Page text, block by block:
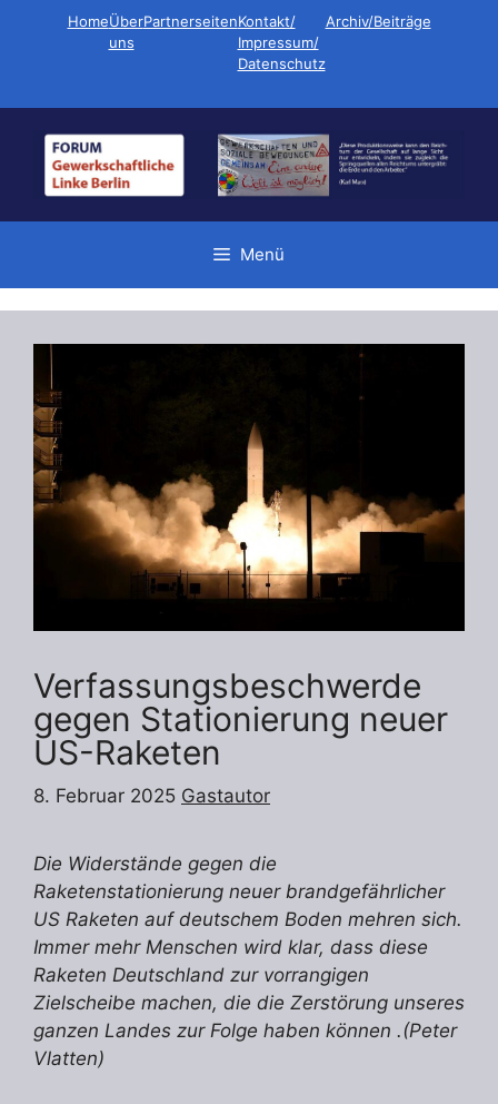
HomeÜber
uns
PartnerseitenKontakt/
Impressum/
Datenschutz
Archiv/Beiträge
Menü
Verfassungsbeschwerde
gegen Stationierung neuer
US-Raketen
8. Februar 2025 Gastautor
Die Widerstände gegen die
Raketenstationierung neuer brandgefährlicher
US Raketen auf deutschem Boden mehren sich.
Immer mehr Menschen wird klar, dass diese
Raketen Deutschland zur vorrangigen
Zielscheibe machen, die die Zerstörung unseres
ganzen Landes zur Folge haben können .(Peter
Vlatten)